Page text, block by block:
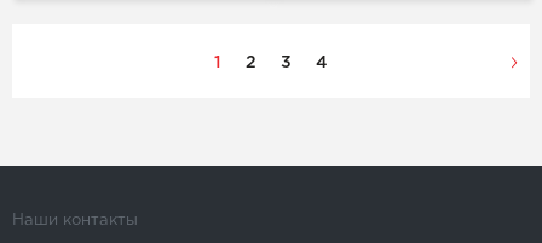
2 3 4
Наши контакты